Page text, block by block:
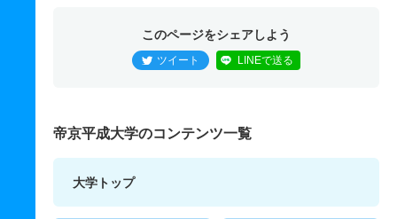
このページをシェアしよう
ツイート LINEで送る
帝京平成大学のコンテンツ一覧
大学トップ